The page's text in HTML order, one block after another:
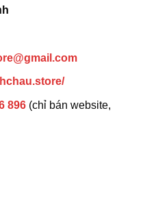
896 (chỉ bán website,